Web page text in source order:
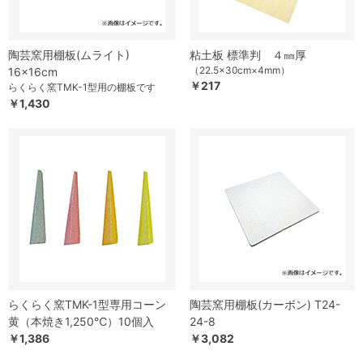
陶芸窯用棚板(ムライト)
16×16cm
らくらく窯TMK-1型用の棚板です
￥1,430
粘土板 標準判 ４㎜厚
（22.5×30cm×4mm）
￥217
らくらく窯TMK-1型専用コーン
黄（本焼き1,250℃）10個入
￥1,386
陶芸窯用棚板(カーボン) T24-
24-8
￥3,082